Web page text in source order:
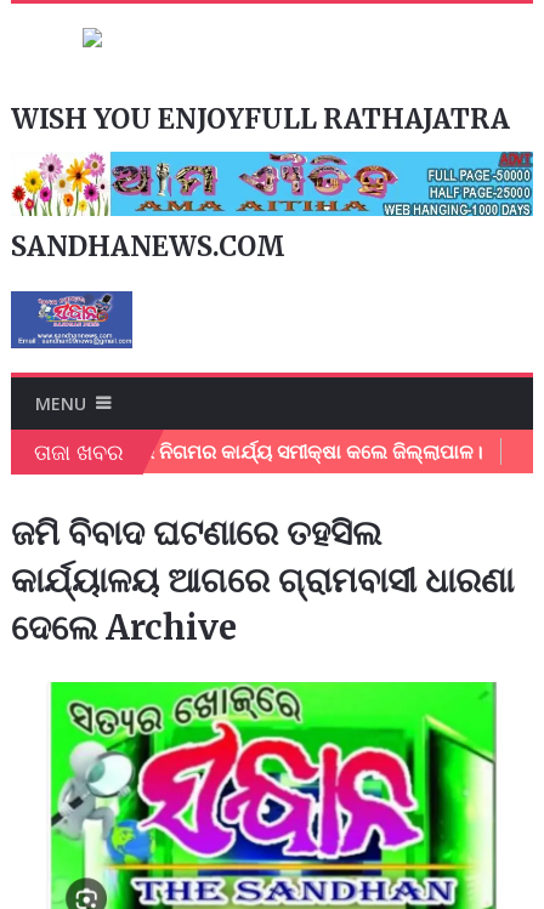
WISH YOU ENJOYFULL RATHAJATRA
SANDHANEWS.COM
MENU
ତାଜା ଖବର
ମହାନଗର ନିଗମର କାର୍ଯ୍ୟ ସମୀକ୍ଷା କଲେ ଜିଲ୍ଲାପାଳ।
ଜମି ବିବାଦ ଘଟଣାରେ ତହସିଲ
କାର୍ଯ୍ୟାଳୟ ଆଗରେ ଗ୍ରାମବାସୀ ଧାରଣା
ଦେଲେ Archive